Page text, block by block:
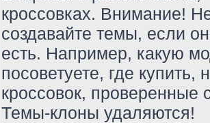
кроссовках. Внимание!
создавайте темы, если
есть. Например, какую
посоветуете, где купить,
кроссовок, проверенные
Темы-клоны удаляются!